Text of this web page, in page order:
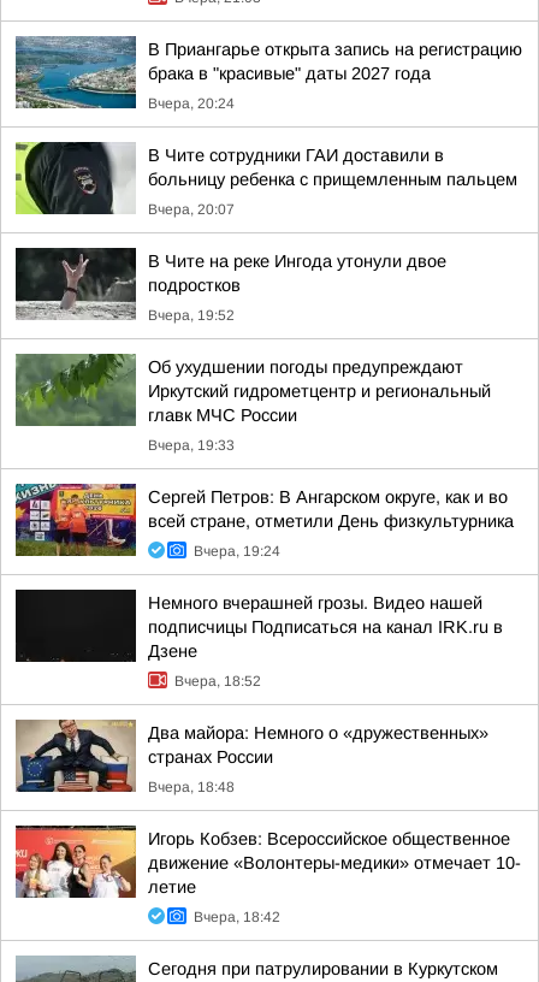
В Приангарье открыта запись на регистрацию
брака в "красивые" даты 2027 года
Вчера, 20:24
В Чите сотрудники ГАИ доставили в
больницу ребенка с прищемленным пальцем
Вчера, 20:07
В Чите на реке Ингода утонули двое
подростков
Вчера, 19:52
Об ухудшении погоды предупреждают
Иркутский гидрометцентр и региональный
главк МЧС России
Вчера, 19:33
Сергей Петров: В Ангарском округе, как и во
всей стране, отметили День физкультурника
Вчера, 19:24
Немного вчерашней грозы. Видео нашей
подписчицы Подписаться на канал IRK.ru в
Дзене
Вчера, 18:52
Два майора: Немного о «дружественных»
странах России
Вчера, 18:48
Игорь Кобзев: Всероссийское общественное
движение «Волонтеры-медики» отмечает 10-
летие
Вчера, 18:42
Сегодня при патрулировании в Куркутском